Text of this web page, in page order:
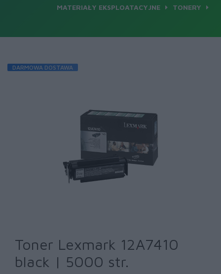
MATERIAŁY EKSPLOATACYJNE TONERY
DARMOWA DOSTAWA
Toner Lexmark 12A7410
black | 5000 str.